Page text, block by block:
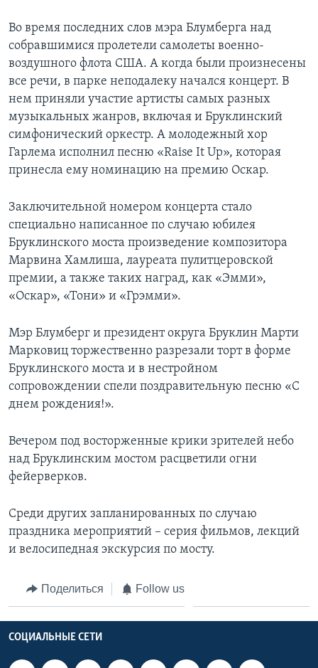
Во время последних слов мэра Блумберга над
собравшимися пролетели самолеты военно-
воздушного флота США. А когда были произнесены
все речи, в парке неподалеку начался концерт. В
нем приняли участие артисты самых разных
музыкальных жанров, включая и Бруклинский
симфонический оркестр. А молодежный хор
Гарлема исполнил песню «Raise It Up», которая
принесла ему номинацию на премию Оскар.
Заключительной номером концерта стало
специально написанное по случаю юбилея
Бруклинского моста произведение композитора
Марвина Хамлиша, лауреата пулитцеровской
премии, а также таких наград, как «Эмми»,
«Оскар», «Тони» и «Грэмми».
Мэр Блумберг и президент округа Бруклин Марти
Марковиц торжественно разрезали торт в форме
Бруклинского моста и в нестройном
сопровождении спели поздравительную песню «С
днем рождения!».
Вечером под восторженные крики зрителей небо
над Бруклинским мостом расцветили огни
фейерверков.
Среди других запланированных по случаю
праздника мероприятий – серия фильмов, лекций
и велосипедная экскурсия по мосту.
Поделиться Follow us
СОЦИАЛЬНЫЕ СЕТИ